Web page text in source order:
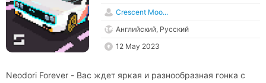
Crescent Moo...
Английский, Русский
12 May 2023
Neodori Forever - Вас ждет яркая и разнообразная гонка с